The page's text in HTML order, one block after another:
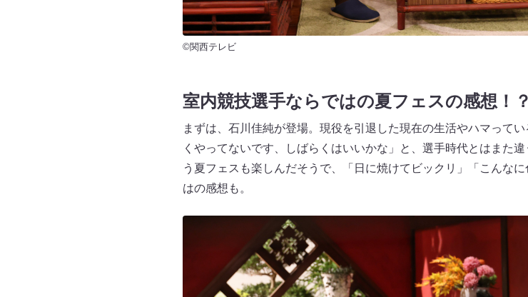
©関西テレビ
室内競技選手ならではの夏フェスの感想！？
まずは、石川佳純が登場。現役を引退した現在の生活やハマって
くやってないです、しばらくはいいかな」と、選手時代とはまた
う夏フェスも楽しんだそうで、「日に焼けてビックリ」「こんな
はの感想も。